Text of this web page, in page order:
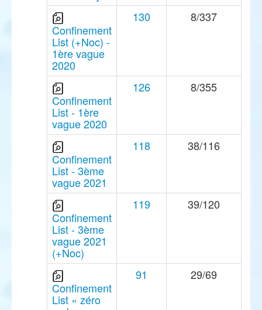
Confinement
List (+Noc) -
1ère vague
2020
130 8/337
Confinement
List - 1ère
vague 2020
126 8/355
Confinement
List - 3ème
vague 2021
118 38/116
Confinement
List - 3ème
vague 2021
(+Noc)
119 39/120
Confinement
List « zéro
91 29/69